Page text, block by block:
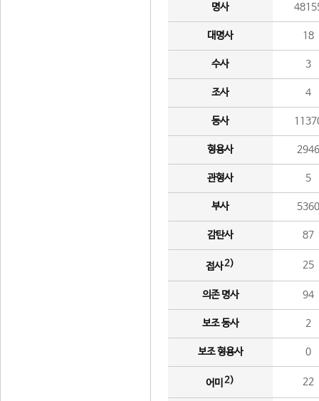
명사
대명사 18
수사 3
조사 4
동사
형용사 2946
관형사 5
부사 5360
감탄사 87
접사2) 25
의존 명사 94
보조 동사 2
보조 형용사 0
어미 2) 22